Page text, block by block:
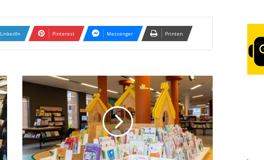
LinkedIn Pinterest Messenger Printen
B
r
e
m
e
e
-